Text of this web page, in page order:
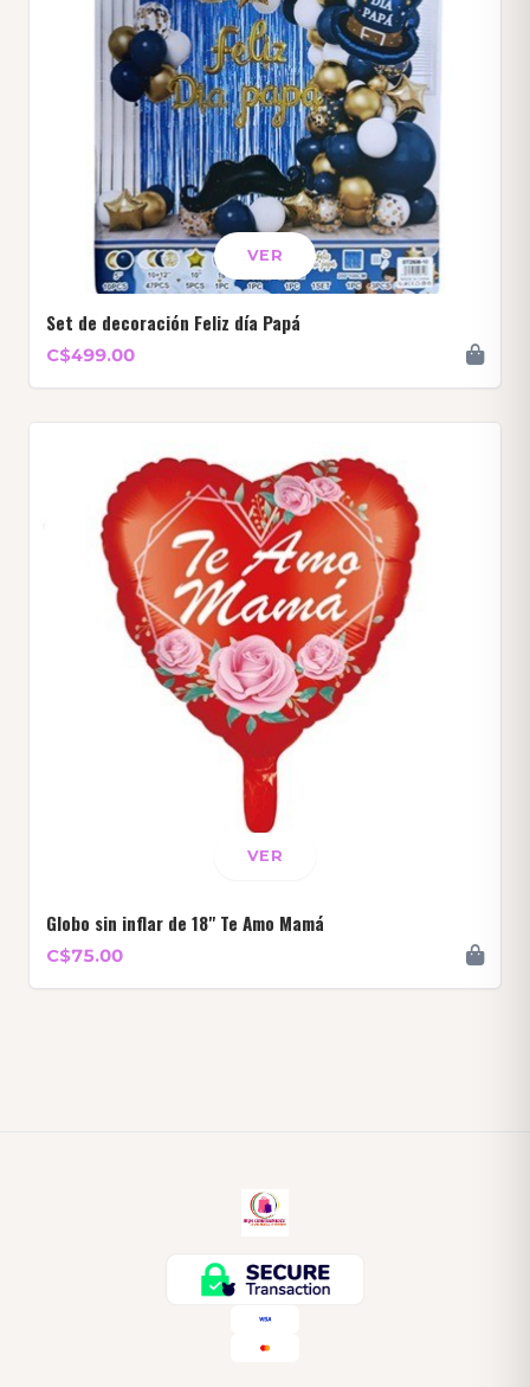
VER
Set de decoración Feliz día Papá
C$499.00
VER
Globo sin inflar de 18" Te Amo Mamá
C$75.00